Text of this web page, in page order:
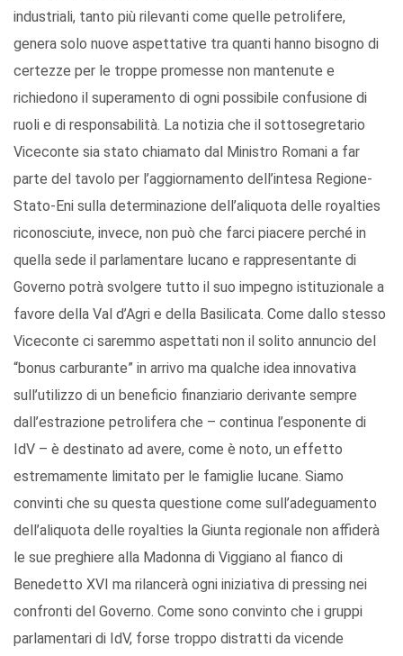
industriali, tanto più rilevanti come quelle petrolifere,
genera solo nuove aspettative tra quanti hanno bisogno di
certezze per le troppe promesse non mantenute e
richiedono il superamento di ogni possibile confusione di
ruoli e di responsabilità. La notizia che il sottosegretario
Viceconte sia stato chiamato dal Ministro Romani a far
parte del tavolo per l’aggiornamento dell’intesa Regione-
Stato-Eni sulla determinazione dell’aliquota delle royalties
riconosciute, invece, non può che farci piacere perché in
quella sede il parlamentare lucano e rappresentante di
Governo potrà svolgere tutto il suo impegno istituzionale a
favore della Val d’Agri e della Basilicata. Come dallo stesso
Viceconte ci saremmo aspettati non il solito annuncio del
“bonus carburante” in arrivo ma qualche idea innovativa
sull’utilizzo di un beneficio finanziario derivante sempre
dall’estrazione petrolifera che – continua l’esponente di
IdV – è destinato ad avere, come è noto, un effetto
estremamente limitato per le famiglie lucane. Siamo
convinti che su questa questione come sull’adeguamento
dell’aliquota delle royalties la Giunta regionale non affiderà
le sue preghiere alla Madonna di Viggiano al fianco di
Benedetto XVI ma rilancerà ogni iniziativa di pressing nei
confronti del Governo. Come sono convinto che i gruppi
parlamentari di IdV, forse troppo distratti da vicende